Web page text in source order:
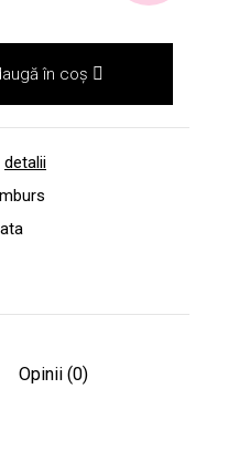
în coș
detalii
Opinii (0)